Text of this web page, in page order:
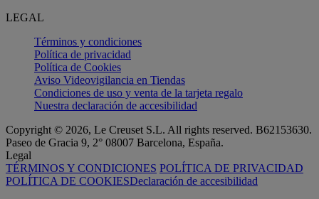
LEGAL
Términos y condiciones
Política de privacidad
Política de Cookies
Aviso Videovigilancia en Tiendas
Condiciones de uso y venta de la tarjeta regalo
Nuestra declaración de accesibilidad
Copyright © 2026, Le Creuset S.L. All rights reserved. B62153630.
Paseo de Gracia 9, 2° 08007 Barcelona, España.
Legal
TÉRMINOS Y CONDICIONES POLÍTICA DE PRIVACIDAD
POLÍTICA DE COOKIESDeclaración de accesibilidad